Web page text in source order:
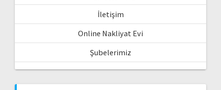
İletişim
Online Nakliyat Evi
Şubelerimiz